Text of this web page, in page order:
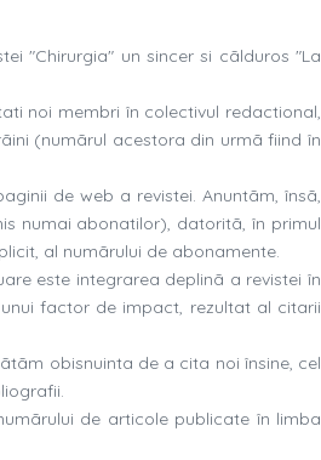
"Chirurgia" un sincer si cãlduros "La
noi membri în colectivul redactional,
(numãrul acestora din urmã fiind în
de web a revistei. Anuntãm, însã,
numai abonatilor), datoritã, în primul
al numãrului de abonamente.
este integrarea deplinã a revistei în
factor de impact, rezultat al citarii
obisnuinta de a cita noi însine, cel
de articole publicate în limba